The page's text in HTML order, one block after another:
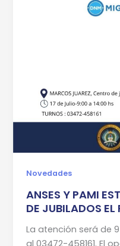
Novedades
ANSES Y PAMI
DE JUBILADOS
La atención será de
al 03472-458161. El